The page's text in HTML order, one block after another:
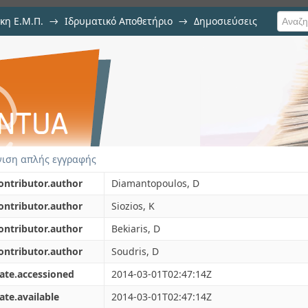
Ε.Μ.Π. → Ιδρυματικό Αποθετήριο → Δημοσιεύσεις
for architecture-level exploration
απλής εγγραφής
Diamantopoulos, D
Siozios, K
Bekiaris, D
Soudris, D
2014-03-01T02:47:14Z
2014-03-01T02:47:14Z